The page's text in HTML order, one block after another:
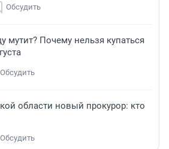
Обсудить
мутит? Почему нельзя купаться
Обсудить
области новый прокурор: кто
Обсудить